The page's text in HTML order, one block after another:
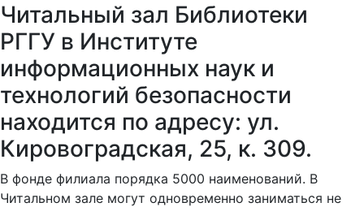
Читальный зал Библиотеки
РГГУ в Институте
информационных наук и
технологий безопасности
находится по адресу: ул.
Кировоградская, 25, к. 309.
В фонде филиала порядка 5000 наименований. В
Читальном зале могут одновременно заниматься не